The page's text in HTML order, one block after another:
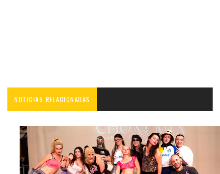
NOTICIAS RELACIONADAS